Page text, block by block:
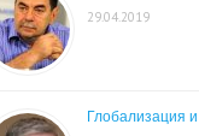
29.04.2019
Глобализация